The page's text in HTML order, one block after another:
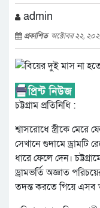
admin
প্রকাশিত অক্টোবর ২২,
চট্টগ্রাম প্রতিনিধি :
শ্বাসরোধে স্ত্রীকে মেরে
সেখানে গুদামে ড্রামটি
ধারে ফেলে দেন।
ড্রামভর্তি অজ্ঞাত
তদন্ত করতে গিয়ে এসব